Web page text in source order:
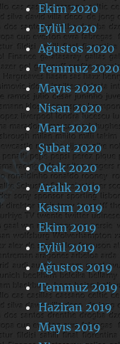
Ekim 2020
Eylül 2020
Ağustos 2020
Temmuz 2020
Mayıs 2020
Nisan 2020
Mart 2020
Şubat 2020
Ocak 2020
Aralık 2019
Kasım 2019
Ekim 2019
Eylül 2019
Ağustos 2019
Temmuz 2019
Haziran 2019
Mayıs 2019